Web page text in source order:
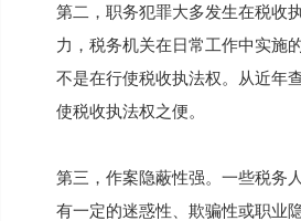
第二，职务犯罪大多发生在税收
力，税务机关在日常工作中实施
不是在行使税收执法权。从近年
使税收执法权之便。
第三，作案隐蔽性强。一些税务
有一定的迷惑性、欺骗性或职业隐